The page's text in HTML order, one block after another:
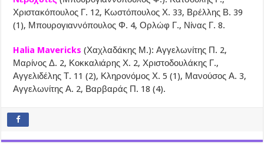
Χριστακόπουλος Γ. 12, Κωστόπουλος Χ. 33, Βρέλλης Β. 39
(1), Μπουρογιαννόπουλος Φ. 4, Ορλώφ Γ., Νίνας Γ. 8.
Halia Mavericks (Χαχλαδάκης Μ.): Αγγελωνίτης Π. 2,
Μαρίνος Δ. 2, Κοκκαλιάρης Χ. 2, Χριστοδουλάκης Γ.,
Αγγελιδέλης Τ. 11 (2), Κληρονόμος Χ. 5 (1), Μανούσος Α. 3,
Αγγελωνίτης Α. 2, Βαρβαράς Π. 18 (4).